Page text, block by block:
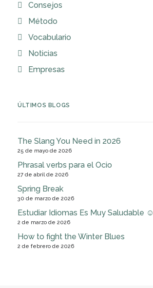
Consejos
Método
Vocabulario
Noticias
Empresas
ÚLTIMOS BLOGS
The Slang You Need in 2026
25 de mayo de 2026
Phrasal verbs para el Ocio
27 de abril de 2026
Spring Break
30 de marzo de 2026
Estudiar Idiomas Es Muy Saludable ☺
2 de marzo de 2026
How to fight the Winter Blues
2 de febrero de 2026